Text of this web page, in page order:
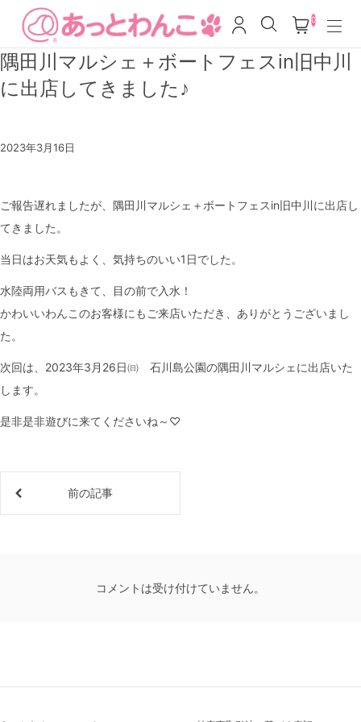
0
隅田川マルシェ＋ボートフェスin旧中川
に出店してきました♪
2023年3月16日
ご報告遅れましたが、隅田川マルシェ＋ボートフェスin旧中川に出店し
てきました。
当日はお天気もよく、気持ちのいい1日でした。
水陸両用バスもきて、目の前で入水！
かわいいわんこのお客様にもご来店いただき、ありがとうございまし
た。
次回は、2023年3月26日㈰ 石川島公園の隅田川マルシェに出店いた
します。
是非是非遊びに来てくださいね～♡
前の記事
コメントは受け付けていません。